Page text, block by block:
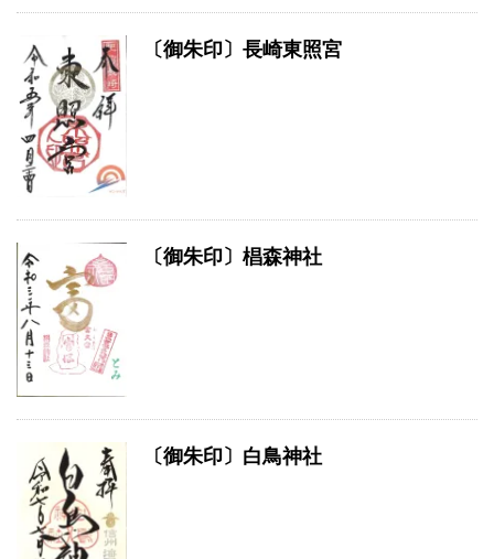
〔御朱印〕長崎東照宮
〔御朱印〕椙森神社
〔御朱印〕白鳥神社